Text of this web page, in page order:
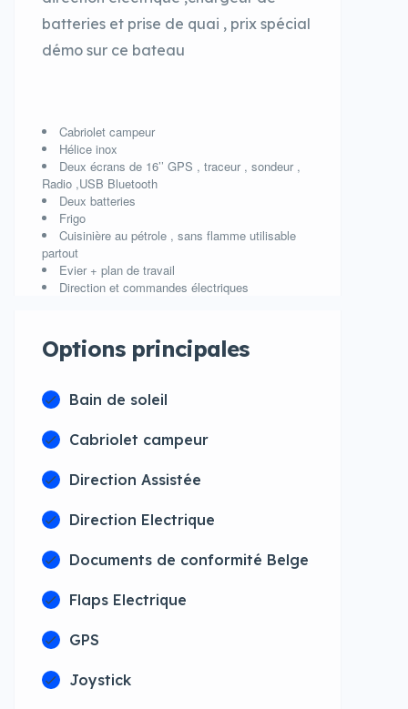
batteries et prise de quai , prix spécial
démo sur ce bateau
Cabriolet campeur
Hélice inox
Deux écrans de 16’’ GPS , traceur , sondeur ,
Radio ,USB Bluetooth
Deux batteries
Frigo
Cuisinière au pétrole , sans flamme utilisable
partout
Evier + plan de travail
Direction et commandes électriques
Options principales
Bain de soleil
Cabriolet campeur
Direction Assistée
Direction Electrique
Documents de conformité Belge
Flaps Electrique
GPS
Joystick